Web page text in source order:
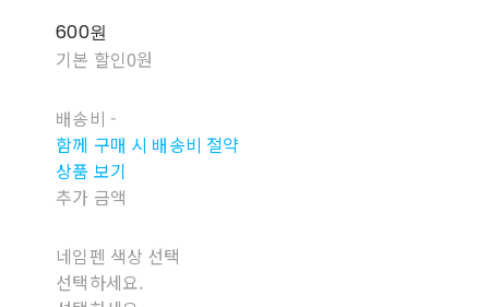
600원
기본 할인0원
배송비 -
함께 구매 시 배송비 절약
상품 보기
추가 금액
네임펜 색상 선택
선택하세요.